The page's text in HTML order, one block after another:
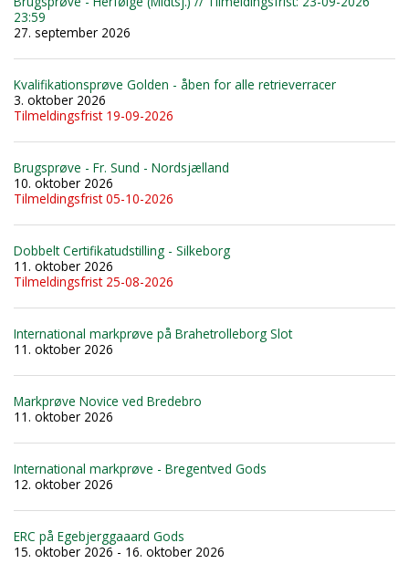
23:59
27. september 2026
Kvalifikationsprøve Golden - åben for alle retrieverracer
3. oktober 2026
Tilmeldingsfrist 19-09-2026
Brugsprøve - Fr. Sund - Nordsjælland
10. oktober 2026
Tilmeldingsfrist 05-10-2026
Dobbelt Certifikatudstilling - Silkeborg
11. oktober 2026
Tilmeldingsfrist 25-08-2026
International markprøve på Brahetrolleborg Slot
11. oktober 2026
Markprøve Novice ved Bredebro
11. oktober 2026
International markprøve - Bregentved Gods
12. oktober 2026
ERC på Egebjerggaaard Gods
15. oktober 2026 - 16. oktober 2026